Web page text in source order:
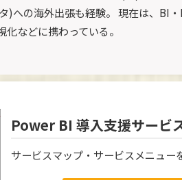
)への海外出張も経験。 現在は、BI
などに携わっている。
Power BI 導入支援サービ
サービスマップ・サービスメニュー